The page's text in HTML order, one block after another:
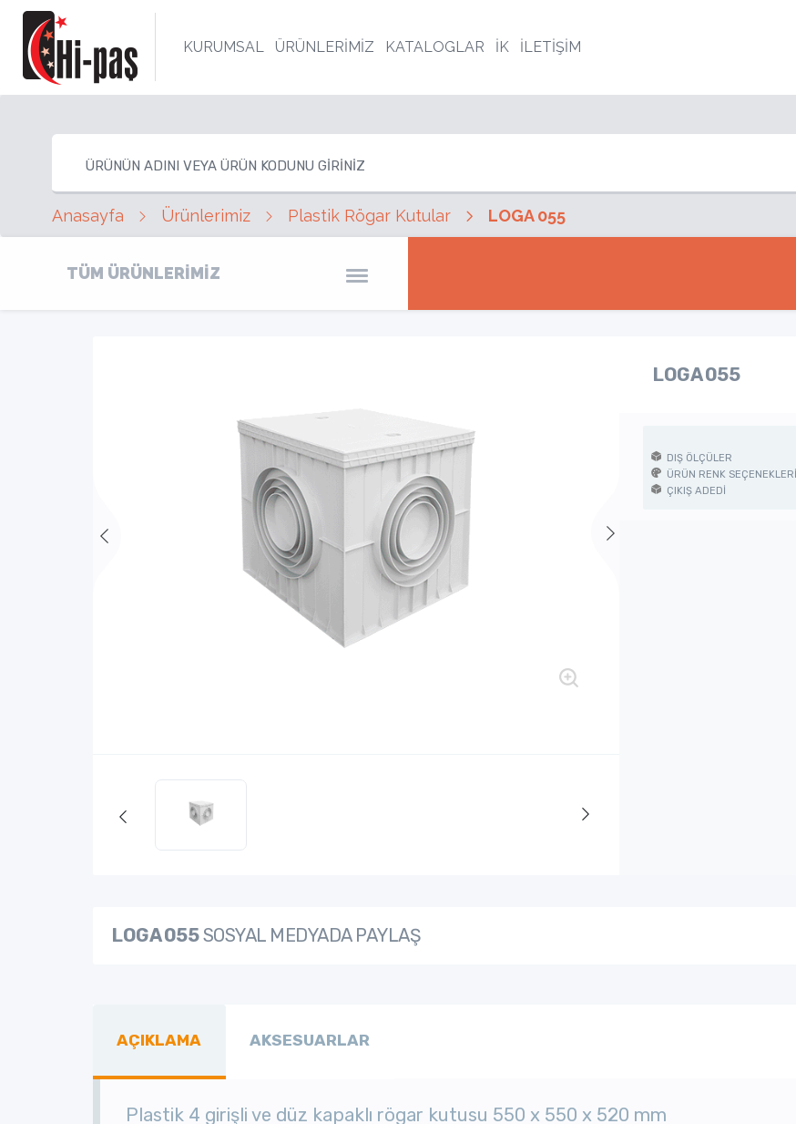
KURUMSAL ÜRÜNLERİMİZ KATALOGLAR İK İLETİŞİM
Anasayfa Ürünlerimiz Plastik Rögar Kutular LOGA 055
TÜM ÜRÜNLERİMİZ
LOGA 055
DIŞ ÖLÇÜLER
ÜRÜN RENK SEÇENEKLERİ
ÇIKIŞ ADEDİ
LOGA 055SOSYAL MEDYADA PAYLAŞ
AÇIKLAMA AKSESUARLAR
Plastik 4 girişli ve düz kapaklı rögar kutusu 550 x 550 x 520 mm